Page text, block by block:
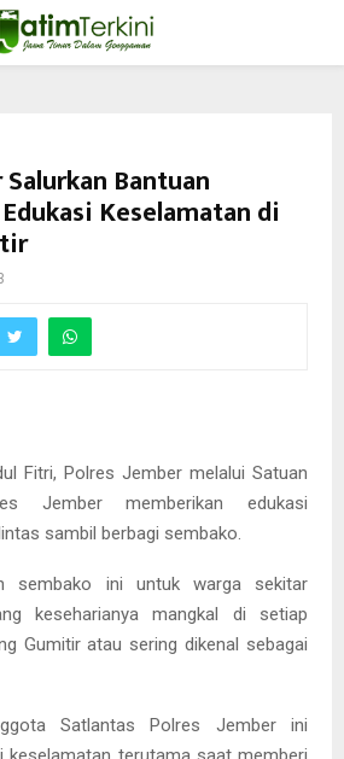
Bantuan
Keselamatan di
Fitri, Polres Jember melalui Satuan
Jember memberikan edukasi
sambil berbagi sembako.
sembako ini untuk warga sekitar
keseharianya mangkal di setiap
Gumitir atau sering dikenal sebagai
Satlantas Polres Jember ini